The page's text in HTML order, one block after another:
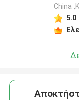
China
5.0